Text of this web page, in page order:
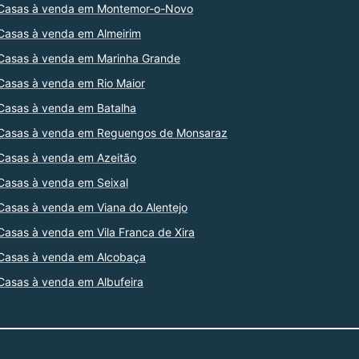
à venda em Montemor-o-Novo
à venda em Almeirim
à venda em Marinha Grande
à venda em Rio Maior
à venda em Batalha
à venda em Reguengos de Monsaraz
à venda em Azeitão
à venda em Seixal
à venda em Viana do Alentejo
à venda em Vila Franca de Xira
à venda em Alcobaça
à venda em Albufeira